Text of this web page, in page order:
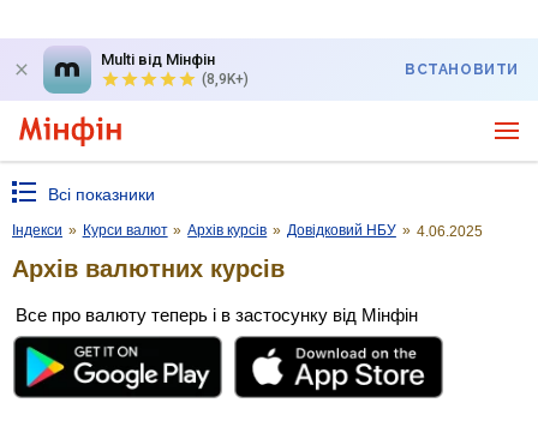
Multi від Мінфін
(8,9K+)
ВСТАНОВИТИ
Всі показники
Індекси » Курси валют » Архів курсів » Довідковий НБУ » 4.06.2025
Архів валютних курсів
Все про валюту теперь і в застосунку від Мінфін